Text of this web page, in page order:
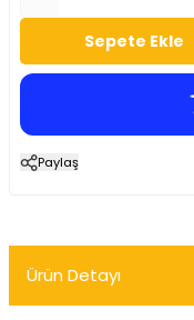
Sepete Ekle
Paylaş
Ürün Detayı